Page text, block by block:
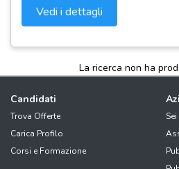
Vedi i dettagli
La ricerca non ha
Candidati
Trova Offerte
Carica Profilo
Corsi e Formazione